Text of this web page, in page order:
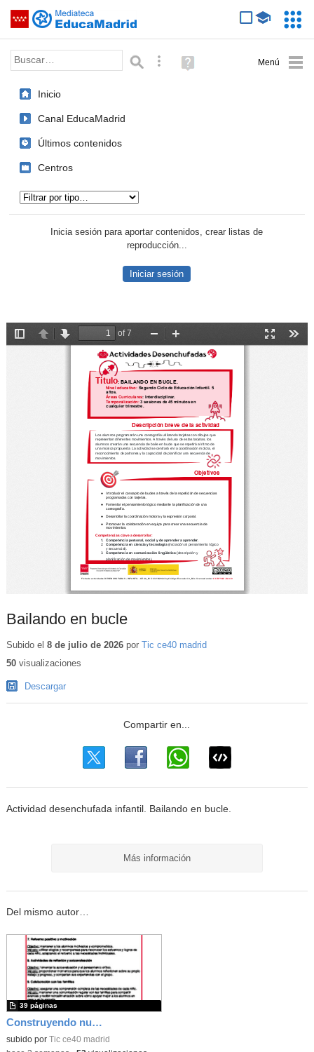
Saltar navegación
Palabra o frase: Búsqueda avanzada
Ayuda
(en
Inicio
Canal EducaMadrid
Últimos contenidos
Centros
Inicia sesión para aportar contenidos, crear listas de
reproducción...
Iniciar sesión
Bailando en bucle
Subido el 8 de julio de 2026por Tic ce40 madrid
50visualizaciones
Descargar
Actividad desenchufada infantil. Bailando en bucle.
Más información
Del mismo autor…
Construyendo nuestro parque de atracciones
subido por Tic ce40 madrid
39 páginas